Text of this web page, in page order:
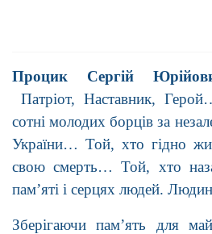
Процик Сергій
Патріот, Наставник,
сотні молодих борців за
України… Той, хто гідно
свою смерть… Той, хто
пам’яті і серцях людей.
Зберігаючи пам’ять для